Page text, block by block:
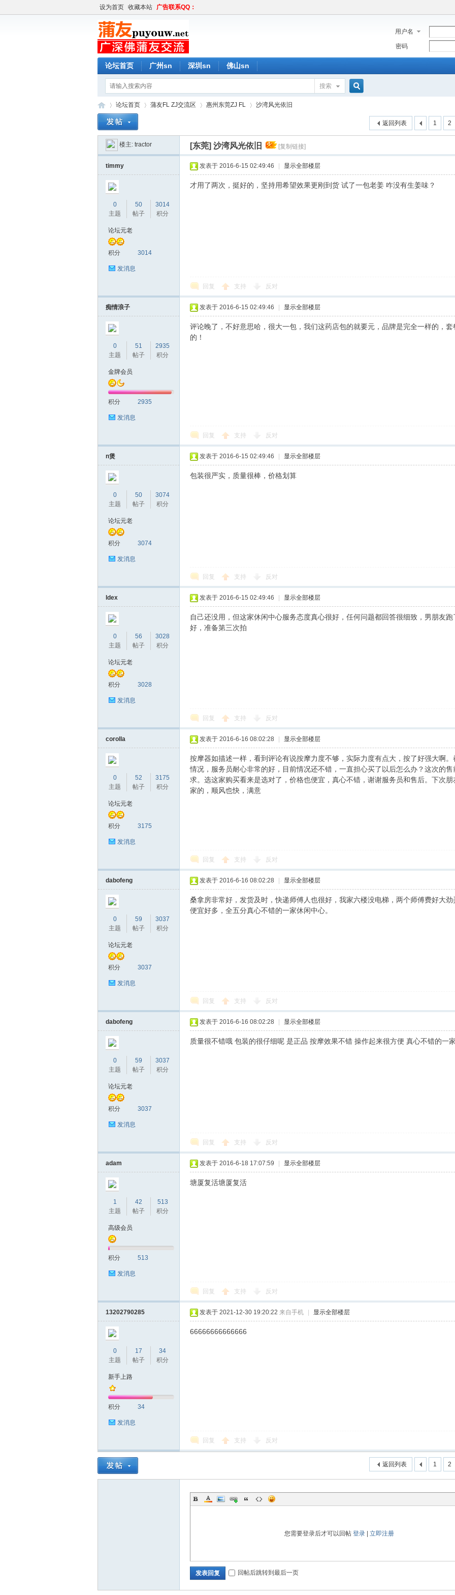
设为首页 收藏本站 广告联系QQ：
用户名
密码
论坛首页 广州sn 深圳sn 佛山sn
搜索
条
»
论坛首页
›
蒲友FL ZJ交流区
›
惠州东莞ZJ FL
›
沙湾风光依旧
1 2
返回列表
楼主: tractor [东莞] 沙湾风光依旧 [复制链接]
timmy
0
主题
50
帖子
3014
积分
论坛元老
积分 3014
发消息
发表于 2016-6-15 02:49:46 显示全部楼层
才用了两次，挺好的，坚持用希望效果更刚到货 试了一包老姜 咋没有生姜味？
回复 支持 反对
痴情浪子
0
主题
51
帖子
2935
积分
金牌会员
积分 2935
发消息
发表于 2016-6-15 02:49:46 显示全部楼层
评论晚了，不好意思哈，很大一包，我们这药店包的就要元，品牌是完全一样的，
的！
回复 支持 反对
n煲
0
主题
50
帖子
3074
积分
论坛元老
积分 3074
发消息
发表于 2016-6-15 02:49:46 显示全部楼层
包装很严实，质量很棒，价格划算
回复 支持 反对
ldex
0
主题
56
帖子
3028
积分
论坛元老
积分 3028
发消息
发表于 2016-6-15 02:49:46 显示全部楼层
自己还没用，但这家休闲中心服务态度真心很好，任何问题都回答很细致，男朋友
好，准备第三次拍
回复 支持 反对
corolla
0
主题
52
帖子
3175
积分
论坛元老
积分 3175
发消息
发表于 2016-6-16 08:02:28 显示全部楼层
按摩器如描述一样，看到评论有说按摩力度不够，实际力度有点大，按了好强大啊
情况，服务员耐心非常的好，目前情况还不错，一直担心买了以后怎么办？这次的
求。选这家购买看来是选对了，价格也便宜，真心不错，谢谢服务员和售后。下次
家的，顺风也快，满意
回复 支持 反对
dabofeng
0
主题
59
帖子
3037
积分
论坛元老
积分 3037
发消息
发表于 2016-6-16 08:02:28 显示全部楼层
桑拿房非常好，发货及时，快递师傅人也很好，我家六楼没电梯，两个师傅费好大
便宜好多，全五分真心不错的一家休闲中心。
回复 支持 反对
dabofeng
0
主题
59
帖子
3037
积分
论坛元老
积分 3037
发消息
发表于 2016-6-16 08:02:28 显示全部楼层
质量很不错哦 包装的很仔细呢 是正品 按摩效果不错 操作起来很方便 真心不错的一
回复 支持 反对
adam
1
主题
42
帖子
513
积分
高级会员
积分 513
发消息
发表于 2016-6-18 17:07:59 显示全部楼层
塘厦复活塘厦复活
回复 支持 反对
13202790285
0
主题
17
帖子
34
积分
新手上路
积分 34
发消息
发表于 2021-12-30 19:20:22 来自手机 显示全部楼层
66666666666666
回复 支持 反对
1 2
返回列表
您需要登录后才可以回帖 登录| 立即注册
发表回复 回帖后跳转到最后一页